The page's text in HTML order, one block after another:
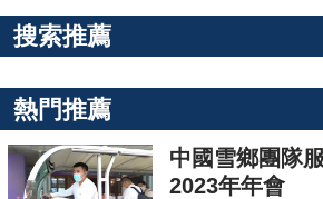
搜索推薦
熱門推薦
中國雪鄉團隊
2023年年會